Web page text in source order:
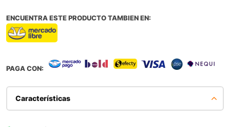
ENCUENTRA ESTE PRODUCTO TAMBIEN EN:
PAGA CON:
Características